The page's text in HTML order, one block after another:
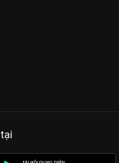
tại